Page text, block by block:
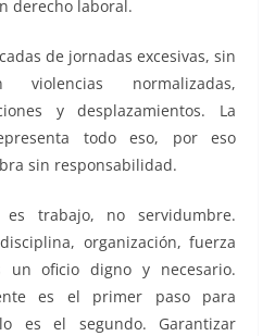
derecho laboral.
de jornadas excesivas, sin
normalizadas,
y desplazamientos. La
todo eso, por eso
sin responsabilidad.
trabajo, no servidumbre.
organización, fuerza
un oficio digno y necesario.
es el primer paso para
es el segundo. Garantizar